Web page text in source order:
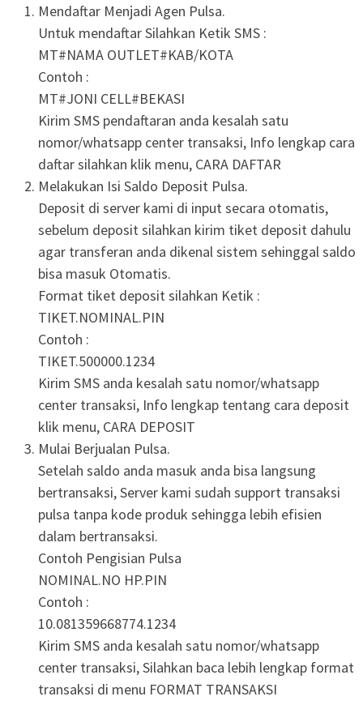
Mendaftar Menjadi Agen Pulsa.
Untuk mendaftar Silahkan Ketik SMS :
MT#NAMA OUTLET#KAB/KOTA
Contoh :
MT#JONI CELL#BEKASI
Kirim SMS pendaftaran anda kesalah satu
nomor/whatsapp center transaksi, Info lengkap cara
daftar silahkan klik menu, CARA DAFTAR
Melakukan Isi Saldo Deposit Pulsa.
Deposit di server kami di input secara otomatis,
sebelum deposit silahkan kirim tiket deposit dahulu
agar transferan anda dikenal sistem sehinggal saldo
bisa masuk Otomatis.
Format tiket deposit silahkan Ketik :
TIKET.NOMINAL.PIN
Contoh :
TIKET.500000.1234
Kirim SMS anda kesalah satu nomor/whatsapp
center transaksi, Info lengkap tentang cara deposit
klik menu, CARA DEPOSIT
Mulai Berjualan Pulsa.
Setelah saldo anda masuk anda bisa langsung
bertransaksi, Server kami sudah support transaksi
pulsa tanpa kode produk sehingga lebih efisien
dalam bertransaksi.
Contoh Pengisian Pulsa
NOMINAL.NO HP.PIN
Contoh :
10.081359668774.1234
Kirim SMS anda kesalah satu nomor/whatsapp
center transaksi, Silahkan baca lebih lengkap format
transaksi di menu FORMAT TRANSAKSI